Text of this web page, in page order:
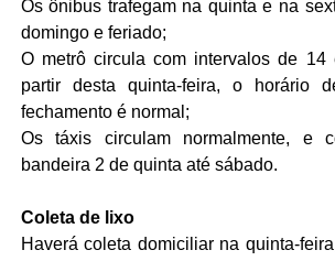
Os ônibus trafegam na quinta e na
domingo e feriado;
O metrô circula com intervalos de 14
partir desta quinta-feira, o horário
fechamento é normal;
Os táxis circulam normalmente, e
bandeira 2 de quinta até sábado.
Coleta de lixo
Haverá coleta domiciliar na quinta-